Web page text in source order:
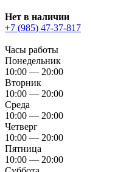
Нет в наличии
+7 (985) 47-37-817
Часы работы
Понедельник
10:00 — 20:00
Вторник
10:00 — 20:00
Среда
10:00 — 20:00
Четверг
10:00 — 20:00
Пятница
10:00 — 20:00